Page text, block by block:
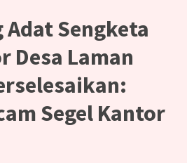
Adat Sengketa
Desa Laman
Segel Kantor